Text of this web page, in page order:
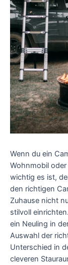
Wenn du ein
Wohnmobil
wichtig es ist,
den richtigen
Zuhause nicht
stilvoll
ein Neuling in
Auswahl der
Unterschied in
cleveren